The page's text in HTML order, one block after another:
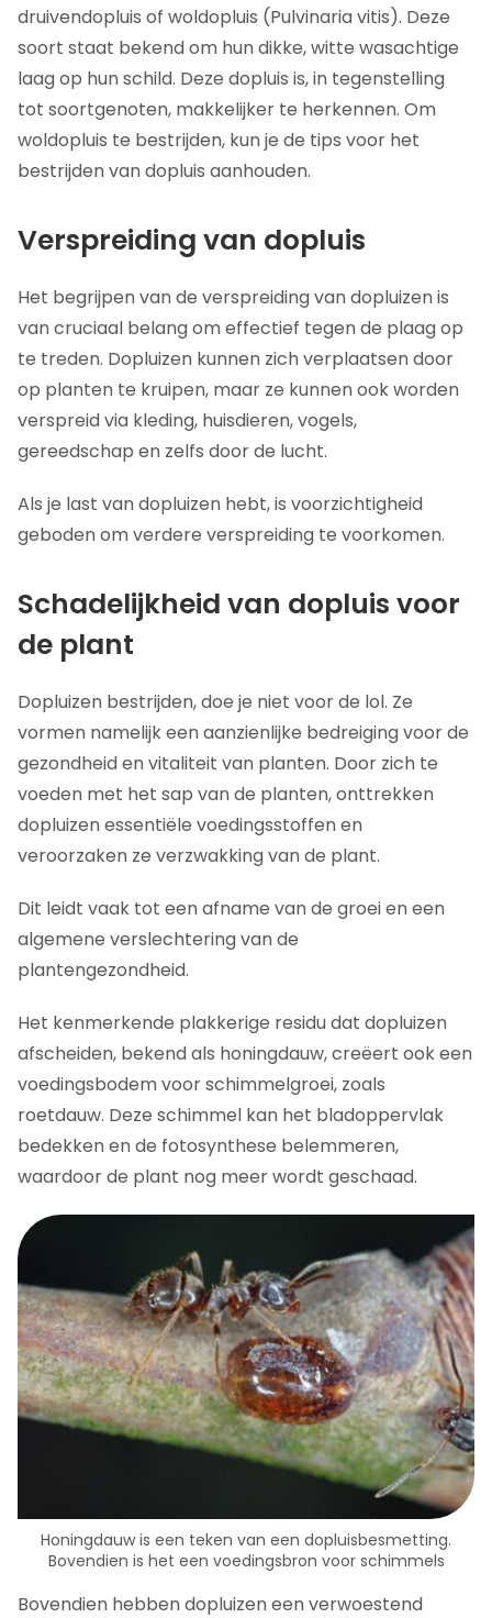
druivendopluis of woldopluis (Pulvinaria vitis). Deze
soort staat bekend om hun dikke, witte wasachtige
laag op hun schild. Deze dopluis is, in tegenstelling
tot soortgenoten, makkelijker te herkennen. Om
woldopluis te bestrijden, kun je de tips voor het
bestrijden van dopluis aanhouden.
Verspreiding van dopluis
Het begrijpen van de verspreiding van dopluizen is
van cruciaal belang om effectief tegen de plaag op
te treden. Dopluizen kunnen zich verplaatsen door
op planten te kruipen, maar ze kunnen ook worden
verspreid via kleding, huisdieren, vogels,
gereedschap en zelfs door de lucht.
Als je last van dopluizen hebt, is voorzichtigheid
geboden om verdere verspreiding te voorkomen.
Schadelijkheid van dopluis voor
de plant
Dopluizen bestrijden, doe je niet voor de lol. Ze
vormen namelijk een aanzienlijke bedreiging voor de
gezondheid en vitaliteit van planten. Door zich te
voeden met het sap van de planten, onttrekken
dopluizen essentiële voedingsstoffen en
veroorzaken ze verzwakking van de plant.
Dit leidt vaak tot een afname van de groei en een
algemene verslechtering van de
plantengezondheid.
Het kenmerkende plakkerige residu dat dopluizen
afscheiden, bekend als honingdauw, creëert ook een
voedingsbodem voor schimmelgroei, zoals
roetdauw. Deze schimmel kan het bladoppervlak
bedekken en de fotosynthese belemmeren,
waardoor de plant nog meer wordt geschaad.
Honingdauw is een teken van een dopluisbesmetting.
Bovendien is het een voedingsbron voor schimmels
Bovendien hebben dopluizen een verwoestend